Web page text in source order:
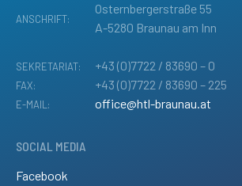
ANSCHRIFT:
Osternbergerstraße 55
A-5280 Braunau am Inn
SEKRETARIAT: +43 (0)7722 / 83690 – 0
FAX: +43 (0)7722 / 83690 – 225
E-MAIL: office@htl-braunau.at
SOCIAL MEDIA
Facebook